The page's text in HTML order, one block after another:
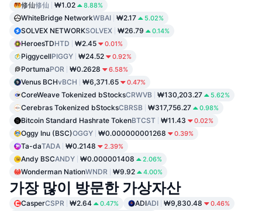
修仙修仙 ₩1.02 8.88%
WhiteBridge NetworkWBAI ₩2.17 5.02%
SOLVEX NETWORKSOLVEX ₩26.79 0.14%
HeroesTDHTD ₩2.45 0.01%
PiggycellPIGGY ₩24.52 0.92%
PortumaPOR ₩0.2628 6.58%
Venus BCHvBCH ₩6,371.65 0.47%
CoreWeave Tokenized bStocksCRWVB ₩130,203.27 5.62%
Cerebras Tokenized bStocksCBRSB ₩317,756.27 0.98%
Bitcoin Standard Hashrate TokenBTCST ₩11.43 0.02%
Oggy Inu (BSC)OGGY ₩0.000000001268 0.39%
Ta-daTADA ₩0.2148 2.39%
Andy BSCANDY ₩0.000001408 2.06%
Wonderman NationWNDR ₩9.92 4.00%
가장 많이 방문한 가상자산
CasperCSPR ₩2.64 0.47% ADIADI ₩9,830.48 0.46%